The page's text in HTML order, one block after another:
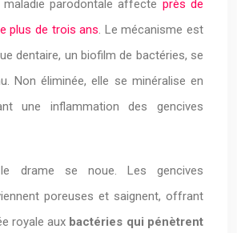
parodontale affecte près de
plus de trois ans. Le mécanisme est
dentaire, un biofilm de bactéries, se
Non éliminée, elle se minéralise en
une inflammation des gencives
drame se noue. Les gencives
poreuses et saignent, offrant
royale aux bactéries qui pénètrent